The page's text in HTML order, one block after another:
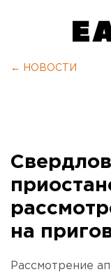
← НОВОСТИ
на
Рассмотрение